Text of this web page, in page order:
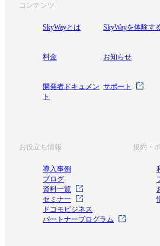
コンテンツ
SkyWayとは
料金
開発者ドキュメン
ト
SkyWayを体験す
お知らせ
サポート
お役立ち情報
導入事例
ブログ
資料一覧
セミナー
ドコモビジネス
パートナープログラム
規約・